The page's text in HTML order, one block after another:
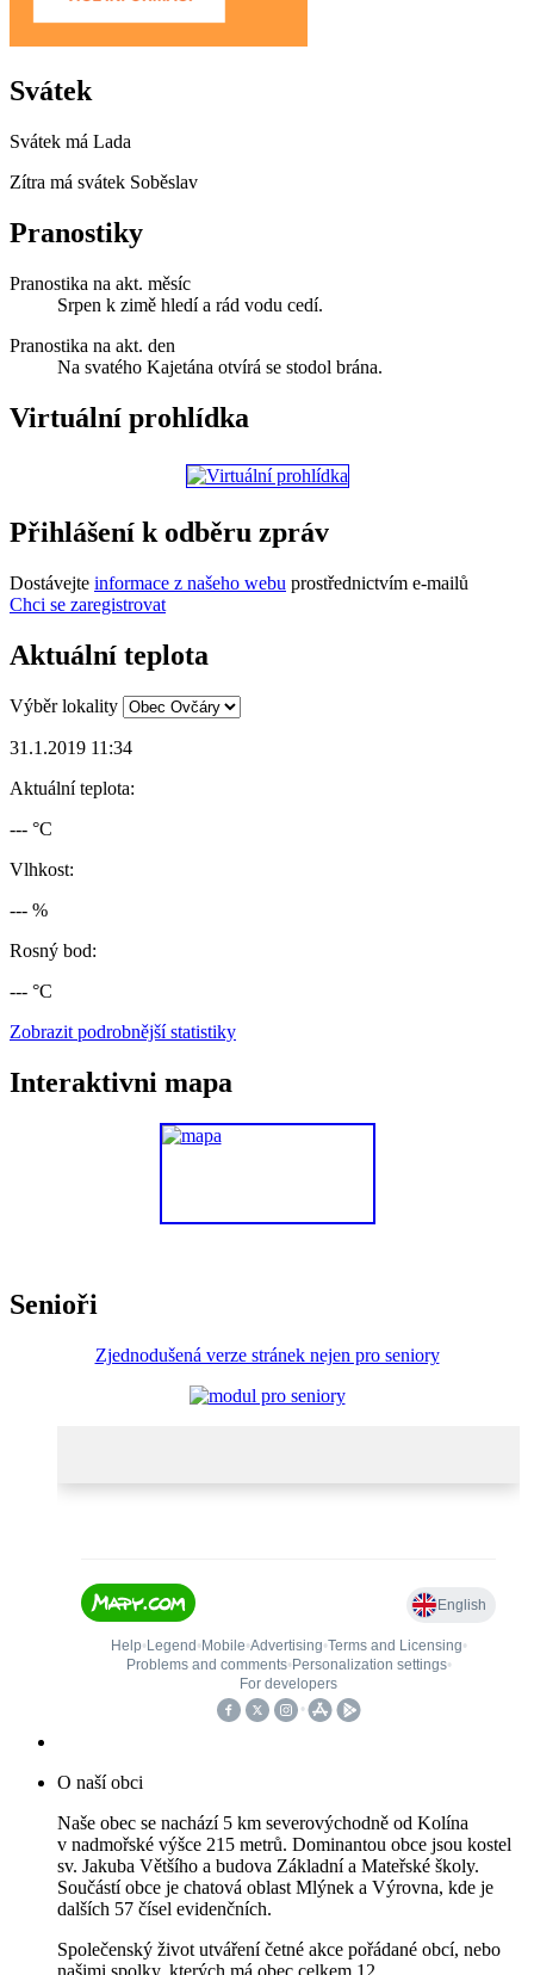
Svátek
Svátek má Lada
Zítra má svátek Soběslav
Pranostiky
Pranostika na akt. měsíc
Srpen k zimě hledí a rád vodu cedí.
Pranostika na akt. den
Na svatého Kajetána otvírá se stodol brána.
Virtuální prohlídka
Přihlášení k odběru zpráv
Dostávejte informace z našeho webu prostřednictvím e-mailů
Chci se zaregistrovat
Aktuální teplota
Výběr lokality
31.1.2019 11:34
Aktuální teplota:
--- °C
Vlhkost:
--- %
Rosný bod:
--- °C
Zobrazit podrobnější statistiky
Interaktivni mapa
Senioři
Zjednodušená verze stránek nejen pro seniory
O naší obci
Naše obec se nachází 5 km severovýchodně od Kolína
v nadmořské výšce 215 metrů. Dominantou obce jsou kostel
sv. Jakuba Většího a budova Základní a Mateřské školy.
Součástí obce je chatová oblast Mlýnek a Výrovna, kde je
dalších 57 čísel evidenčních.
Společenský život utváření četné akce pořádané obcí, nebo
našimi spolky, kterých má obec celkem 12.